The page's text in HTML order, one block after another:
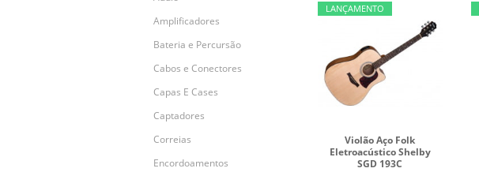
Amplificadores
Bateria e Percursão
Cabos e Conectores
Capas E Cases
Captadores
Correias
Encordoamentos
LANÇAMENTO
Violão Aço Folk
Eletroacústico Shelby
SGD 193C